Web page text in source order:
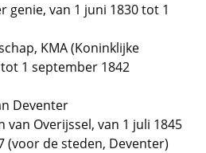
genie, van 1 juni 1830 tot 1
KMA (Koninklijke
1 september 1842
Deventer
van Overijssel, van 1 juli 1845
(voor de steden, Deventer)